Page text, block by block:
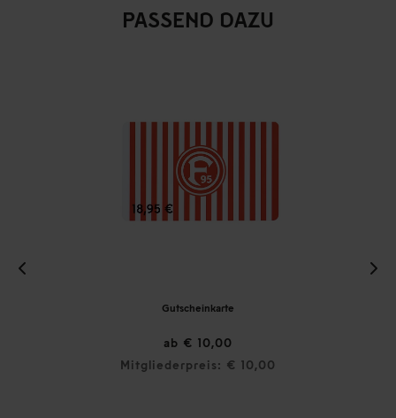
PASSEND DAZU
Gutschein Print@Home "Fahne"
ab € 5,00
Mitgliederpreis: € 5,00